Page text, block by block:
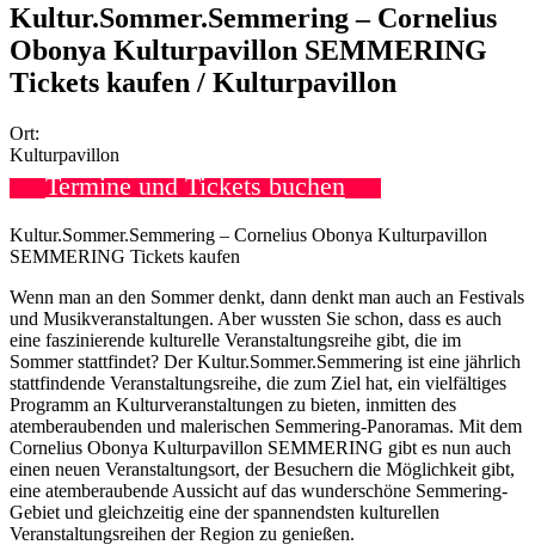
Kultur.Sommer.Semmering – Cornelius
Obonya Kulturpavillon SEMMERING
Tickets kaufen / Kulturpavillon
Ort:
Kulturpavillon
Termine und Tickets buchen
Kultur.Sommer.Semmering – Cornelius Obonya Kulturpavillon
SEMMERING Tickets kaufen
Wenn man an den Sommer denkt, dann denkt man auch an Festivals
und Musikveranstaltungen. Aber wussten Sie schon, dass es auch
eine faszinierende kulturelle Veranstaltungsreihe gibt, die im
Sommer stattfindet? Der Kultur.Sommer.Semmering ist eine jährlich
stattfindende Veranstaltungsreihe, die zum Ziel hat, ein vielfältiges
Programm an Kulturveranstaltungen zu bieten, inmitten des
atemberaubenden und malerischen Semmering-Panoramas. Mit dem
Cornelius Obonya Kulturpavillon SEMMERING gibt es nun auch
einen neuen Veranstaltungsort, der Besuchern die Möglichkeit gibt,
eine atemberaubende Aussicht auf das wunderschöne Semmering-
Gebiet und gleichzeitig eine der spannendsten kulturellen
Veranstaltungsreihen der Region zu genießen.